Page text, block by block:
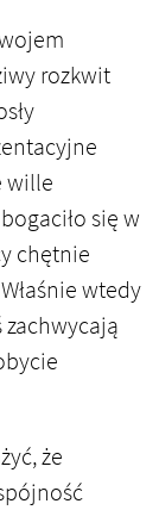
rozkwit
wille
się w
chętnie
wtedy
że